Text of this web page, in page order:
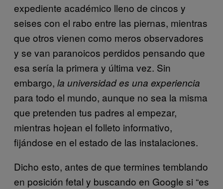
expediente académico lleno de cincos y
seises con el rabo entre las piernas, mientras
que otros vienen como meros observadores
y se van paranoicos perdidos pensando que
esa sería la primera y última vez. Sin
embargo, la universidad es una experiencia
para todo el mundo, aunque no sea la misma
que pretenden tus padres al empezar,
mientras hojean el folleto informativo,
fijándose en el estado de las instalaciones.
Dicho esto, antes de que termines temblando
en posición fetal y buscando en Google si “es